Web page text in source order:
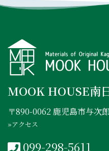
MOOK HOUSE南
〒890-0062 鹿児島市与次
»アクセス
099-298-5611